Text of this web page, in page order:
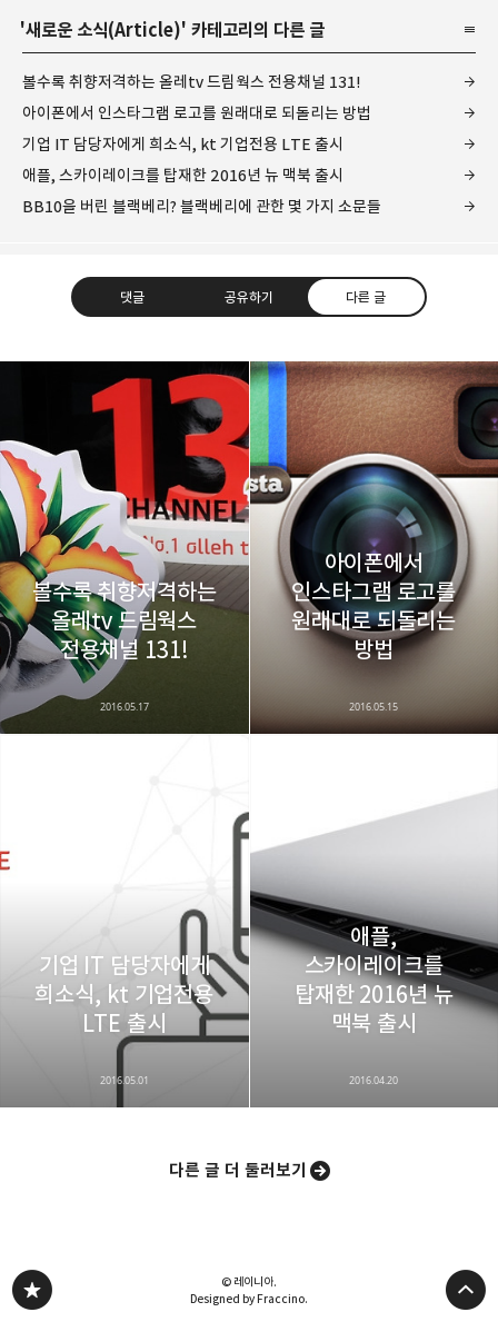
'새로운 소식(Article)' 카테고리의 다른 글
볼수록 취향저격하는 올레tv 드림웍스 전용채널 131!
아이폰에서 인스타그램 로고를 원래대로 되돌리는 방법
기업 IT 담당자에게 희소식, kt 기업전용 LTE 출시
애플, 스카이레이크를 탑재한 2016년 뉴 맥북 출시
BB10을 버린 블랙베리? 블랙베리에 관한 몇 가지 소문들
댓글 공유하기 다른 글
다방면의 깊은 관심과 얕은 이해도를 갖춘 보편적
비주류이자 진화하는 영원한 주변인.
구독하기
구독하기 카카오톡 라인 트위터
카카오스토리 밴드 네이버 블로그
볼수록 취향저격하는
올레tv 드림웍스
전용채널 131!
2016.05.17
아이폰에서
인스타그램 로고를
원래대로 되돌리는
방법
2016.05.15
기업 IT 담당자에게
희소식, kt 기업전용
LTE 출시
2016.05.01
애플,
스카이레이크를
탑재한 2016년 뉴
맥북 출시
2016.04.20
다른 글 더 둘러보기
© 레이니아.
Designed by Fraccino.